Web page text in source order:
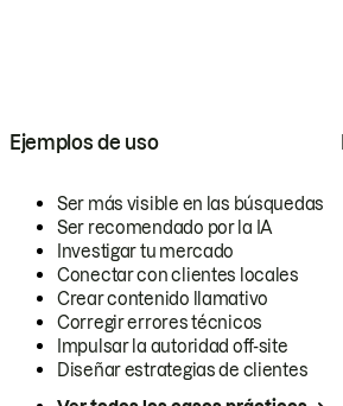
Ejemplos de uso
Ser más visible en las búsquedas
Ser recomendado por la IA
Investigar tu mercado
Conectar con clientes locales
Crear contenido llamativo
Corregir errores técnicos
Impulsar la autoridad off-site
Diseñar estrategias de clientes